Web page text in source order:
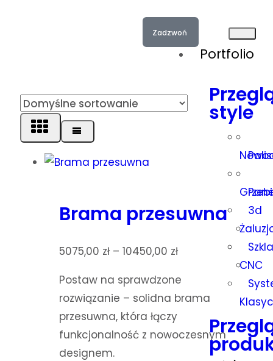
Zadzwoń
Portfolio
style
CNC
3d
Brama przesuwna
5075,00 zł – 10450,00 zł
Postaw na sprawdzone
rozwiązanie – solidna brama
przesuwna, która łączy
funkcjonalność z nowoczesnym
designem.